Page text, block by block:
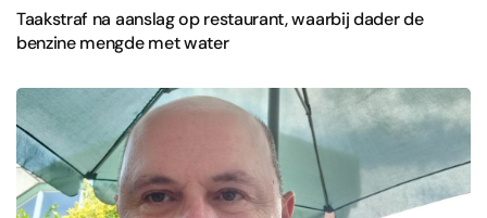
Taakstraf na aanslag op restaurant, waarbij dader de
benzine mengde met water